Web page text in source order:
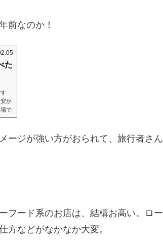
前なのか！
た
か
で
ま
小
ヽ
ージが強い方がおられて、旅行者さん
フード系のお店は、結構お高い。ロー
方などがなかなか大変。